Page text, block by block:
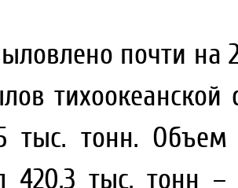
почти на
тыс. тонн. Объем
420,3 тыс. тонн